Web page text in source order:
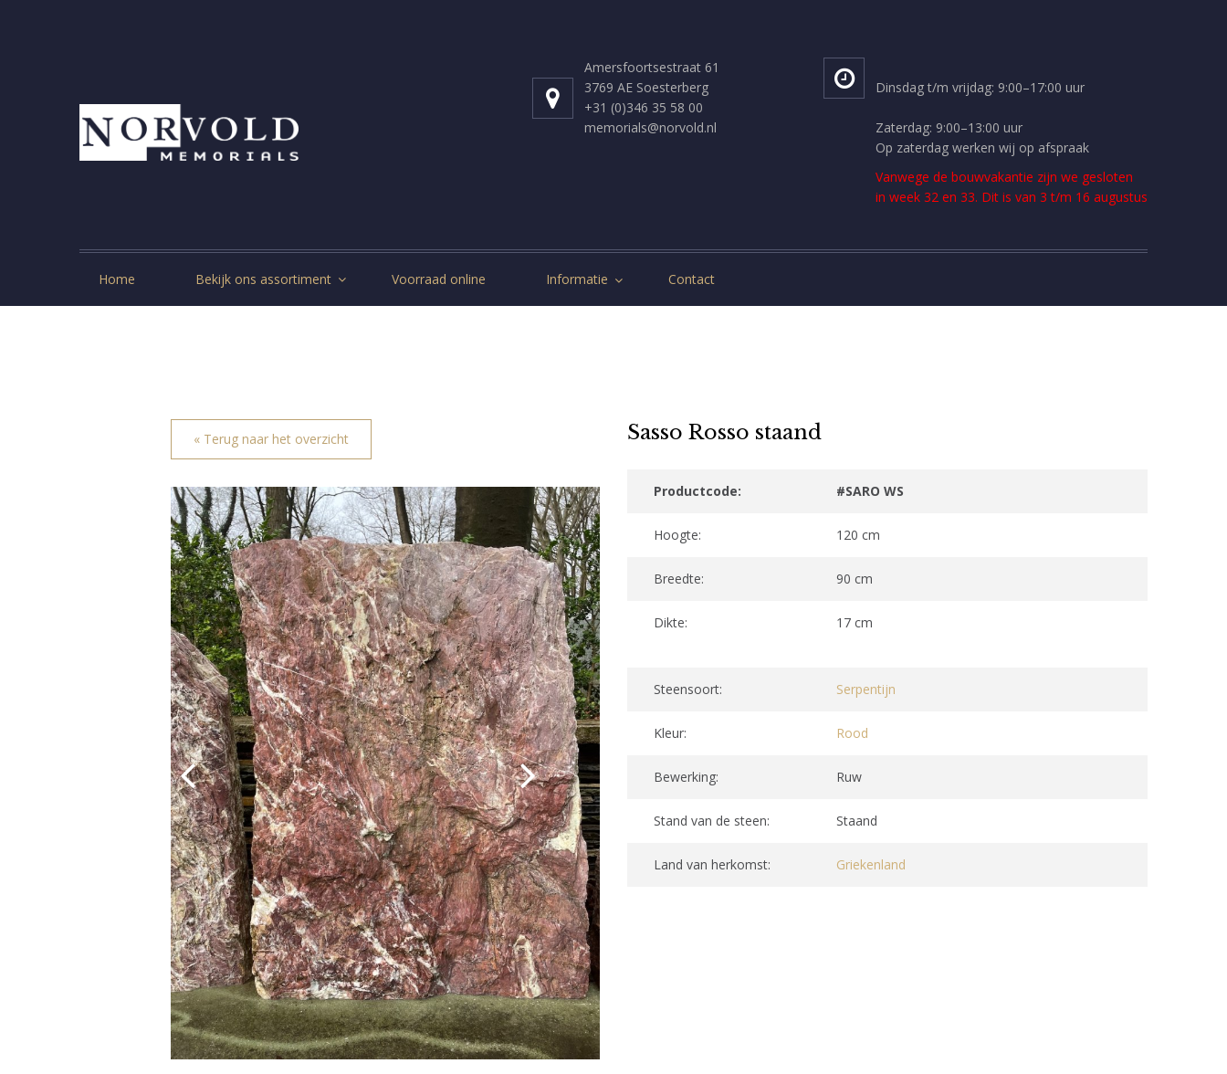
Amersfoortsestraat 61
3769 AE Soesterberg
+31 (0)346 35 58 00
memorials@norvold.nl
Dinsdag t/m vrijdag: 9:00–17:00 uur
Zaterdag: 9:00–13:00 uur
Op zaterdag werken wij op afspraak
Vanwege de bouwvakantie zijn we gesloten
in week 32 en 33. Dit is van 3 t/m 16 augustus
Home Bekijk ons assortiment Voorraad online Informatie Contact
« Terug naar het overzicht Sasso Rosso staand
Productcode: #SARO WS
Hoogte: 120 cm
Breedte: 90 cm
Dikte: 17 cm
Steensoort: Serpentijn
Kleur: Rood
Bewerking: Ruw
Stand van de steen: Staand
Land van herkomst: Griekenland